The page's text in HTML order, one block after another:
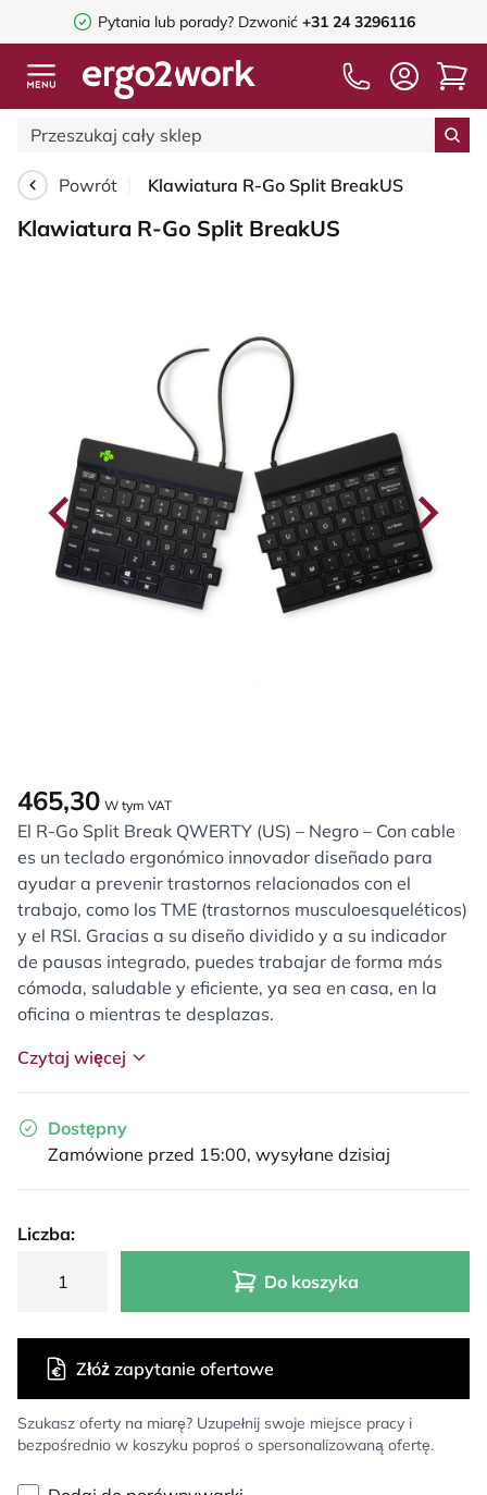
Pytania lub porady? Dzwonić +31 24 3296116
Powrót Klawiatura R-Go Split BreakUS
Klawiatura R-Go Split BreakUS
465,30 W tym VAT
El R-Go Split Break QWERTY (US) – Negro – Con cable
es un teclado ergonómico innovador diseñado para
ayudar a prevenir trastornos relacionados con el
trabajo, como los TME (trastornos musculoesqueléticos)
y el RSI. Gracias a su diseño dividido y a su indicador
de pausas integrado, puedes trabajar de forma más
cómoda, saludable y eficiente, ya sea en casa, en la
oficina o mientras te desplazas.
Czytaj więcej
Dostępny
Zamówione przed 15:00, wysyłane dzisiaj
Liczba:
Do koszyka
Szukasz oferty na miarę? Uzupełnij swoje miejsce pracy i
bezpośrednio w koszyku poproś o spersonalizowaną ofertę.
Złóż zapytanie ofertowe